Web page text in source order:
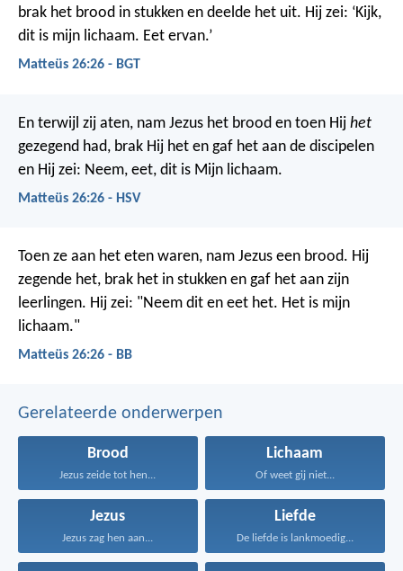
brak het brood in stukken en deelde het uit. Hij zei: ‘Kijk,
dit is mijn lichaam. Eet ervan.’
Matteüs 26:26 - BGT
En terwijl zij aten, nam Jezus het brood en toen Hij het
gezegend had, brak Hij het en gaf het aan de discipelen
en Hij zei: Neem, eet, dit is Mijn lichaam.
Matteüs 26:26 - HSV
Toen ze aan het eten waren, nam Jezus een brood. Hij
zegende het, brak het in stukken en gaf het aan zijn
leerlingen. Hij zei: "Neem dit en eet het. Het is mijn
lichaam."
Matteüs 26:26 - BB
Gerelateerde onderwerpen
Brood
Jezus zeide tot hen...
Lichaam
Of weet gij niet...
Jezus
Jezus zag hen aan...
Liefde
De liefde is lankmoedig...